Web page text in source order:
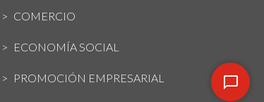
COMERCIO
ECONOMÍA SOCIAL
PROMOCIÓN EMPRESARIAL